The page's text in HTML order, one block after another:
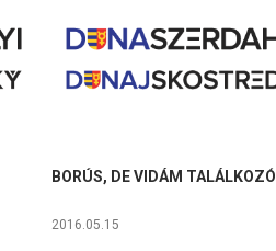
BORÚS, DE VIDÁM TALÁLKOZÓ
2016.05.15